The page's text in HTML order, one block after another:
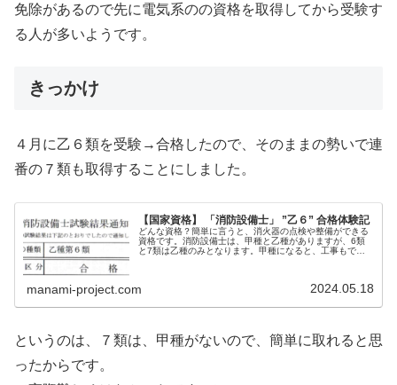
免除があるので先に電気系のの資格を取得してから受験す
る人が多いようです。
きっかけ
４月に乙６類を受験→合格したので、そのままの勢いで連
番の７類も取得することにしました。
【国家資格】 「消防設備士」 ”乙６” 合格体験記
どんな資格？簡単に言うと、消火器の点検や整備ができる
資格です。消防設備士は、甲種と乙種がありますが、6類
と7類は乙種のみとなります。甲種になると、工事もでき
manami-project.com 2024.05.18
というのは、７類は、甲種がないので、簡単に取れると思
ったからです。